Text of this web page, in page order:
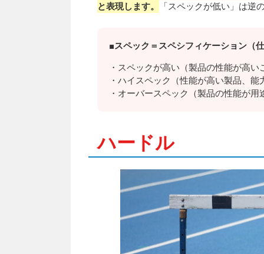
と表現します。
「スペックが低い」は逆
■スペック＝スペシフィケーション（
・スペックが高い（製品の性能が高
・ハイスペック（性能が高い製品、能
・オーバースペック（製品の性能が
ハードル